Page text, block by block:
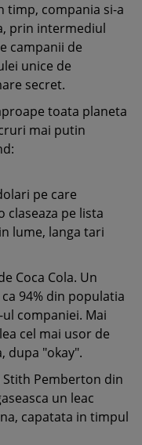
timp, compania si-a
prin intermediul
campanii de
unice de
secret.
toata planeta
mai putin
pe care
claseaza pe lista
lume, langa tari
Coca Cola. Un
94% din populatia
companiei. Mai
cel mai usor de
dupa "okay".
Stith Pemberton din
un leac
capatata in timpul